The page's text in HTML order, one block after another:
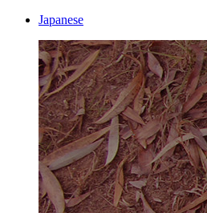
Japanese